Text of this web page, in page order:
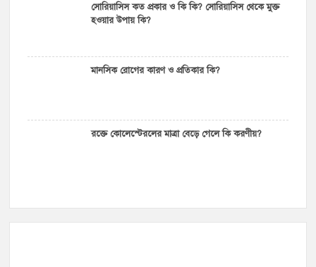
সোরিয়াসিস কত প্রকার ও কি কি? সোরিয়াসিস থেকে মুক্ত
হওয়ার উপায় কি?
মানসিক রোগের কারণ ও প্রতিকার কি?
রক্তে কোলেস্টেরলের মাত্রা বেড়ে গেলে কি করণীয়?